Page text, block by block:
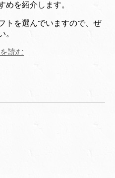
めを紹介します。
トを選んでいますので、ぜ
。
読む